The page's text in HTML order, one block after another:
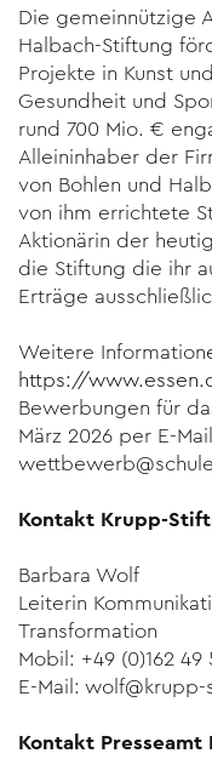
Die gemeinnützige
Halbach-Stiftung
Projekte in Kunst
Gesundheit und
rund 700 Mio. €
Alleinin­haber der
von Bohlen und
von ihm errichtete
Aktionärin der
die Stiftung die ihr
Erträge
Weitere Information
https://
Bewerbungen für
März 2026 per E-
Kontakt Krupp-
Barbara Wolf
Leiterin
Transformation
Mobil: +49 (0)162 49
E-Mail:
Kontakt Presseamt